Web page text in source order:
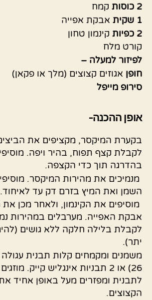
2 כוסות
קמח
1 שקית
אבקת אפייה
2 כפיות
קינמון טחון
קורט מלח
לפיזור למעלה –
חופן אגוזים קצוצים (מלך או פקאן)
סירופ מייפל
אופן ההכנה-
בקערת המיקסר, מקציפים את
לקבלת קצף תפוח, בהיר ויפה.
בהדרגה תוך כדי הקצפה.
מנמיכים את מהירות המיקסר.
השמן ואת המיץ בזרם דק עד לאיחוד.
מוסיפים את הקינמון, ולאחר מכן
אבקת האפייה. מערבלים במהירות
לקבלת בלילה חלקה ללא גושים
יתר).
26) או 2 תבניות אינגליש קייק.
לתבנית ומפזרים מעל באופן אחיד
הקצוצים.